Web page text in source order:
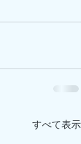
すべて表示